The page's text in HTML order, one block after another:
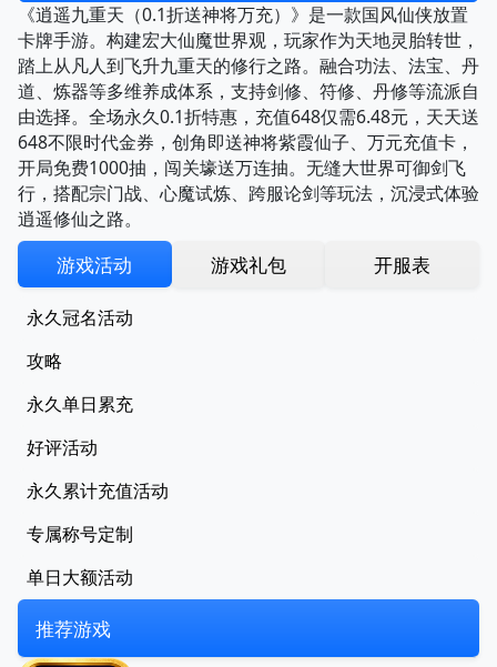
《逍遥九重天（0.1折送神将万充）》是一款国风仙侠放置
卡牌手游。构建宏大仙魔世界观，玩家作为天地灵胎转世，
踏上从凡人到飞升九重天的修行之路。融合功法、法宝、丹
道、炼器等多维养成体系，支持剑修、符修、丹修等流派自
由选择。全场永久0.1折特惠，充值648仅需6.48元，天天送
648不限时代金券，创角即送神将紫霞仙子、万元充值卡，
开局免费1000抽，闯关壕送万连抽。无缝大世界可御剑飞
行，搭配宗门战、心魔试炼、跨服论剑等玩法，沉浸式体验
逍遥修仙之路。
游戏活动 游戏礼包 开服表
永久冠名活动
攻略
永久单日累充
好评活动
永久累计充值活动
专属称号定制
单日大额活动
推荐游戏